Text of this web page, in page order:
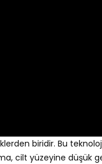
biridir. Bu
cilt yüzeyine düşük